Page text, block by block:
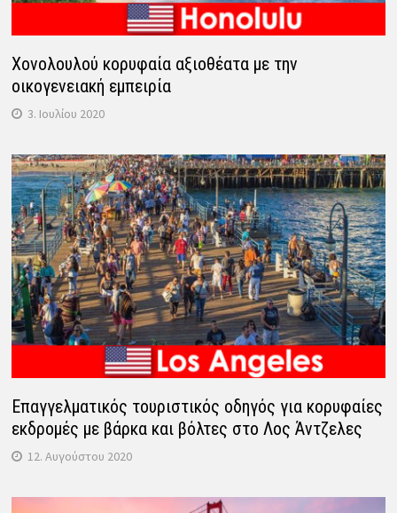
Χονολουλού κορυφαία αξιοθέατα με την
οικογενειακή εμπειρία
3. Ιουλίου 2020
Επαγγελματικός τουριστικός οδηγός για κορυφαίες
εκδρομές με βάρκα και βόλτες στο Λος Άντζελες
12. Αυγούστου 2020